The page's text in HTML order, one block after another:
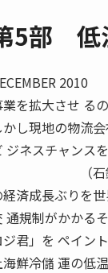
5部 低
2010
業を拡大させ る
かし現地の物流
ジネスチャンス
（石鍋圭） ニ
経済成長ぶりを
通規制がかかる
ジ君」を ペイン
鮮冷儲 運の低